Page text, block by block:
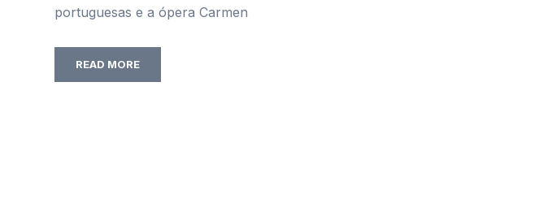
portuguesas e a ópera Carmen
READ MORE